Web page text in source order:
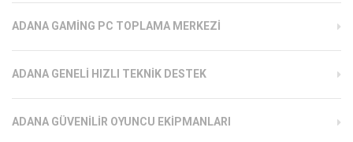
ADANA GAMING PC TOPLAMA MERKEZI
ADANA GENELI HIZLI TEKNIK DESTEK
ADANA GÜVENILIR OYUNCU EKIPMANLARI